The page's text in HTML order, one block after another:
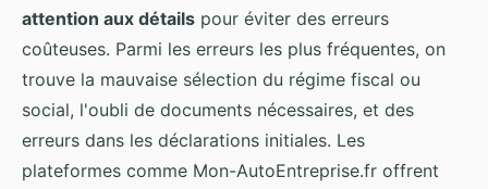
attention aux détails pour éviter des erreurs
coûteuses. Parmi les erreurs les plus fréquentes, on
trouve la mauvaise sélection du régime fiscal ou
social, l'oubli de documents nécessaires, et des
erreurs dans les déclarations initiales. Les
plateformes comme Mon-AutoEntreprise.fr offrent